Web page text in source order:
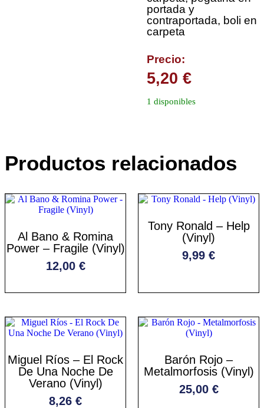
portada y
contraportada, boli en
carpeta
Precio:
5,20 €
1 disponibles
Productos relacionados
Al Bano & Romina
Power – Fragile (Vinyl)
12,00 €
Tony Ronald – Help
(Vinyl)
9,99 €
Miguel Ríos – El Rock
De Una Noche De
Verano (Vinyl)
8,26 €
Barón Rojo –
Metalmorfosis (Vinyl)
25,00 €